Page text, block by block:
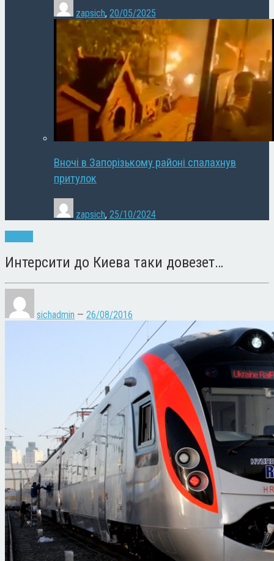
zapsich, 20/05/2025
Вночі в Запорізькому районі спалахнув
притулок
zapsich, 25/10/2024
Интерсити до Киева таки довезет…
sichadmin — 26/08/2016